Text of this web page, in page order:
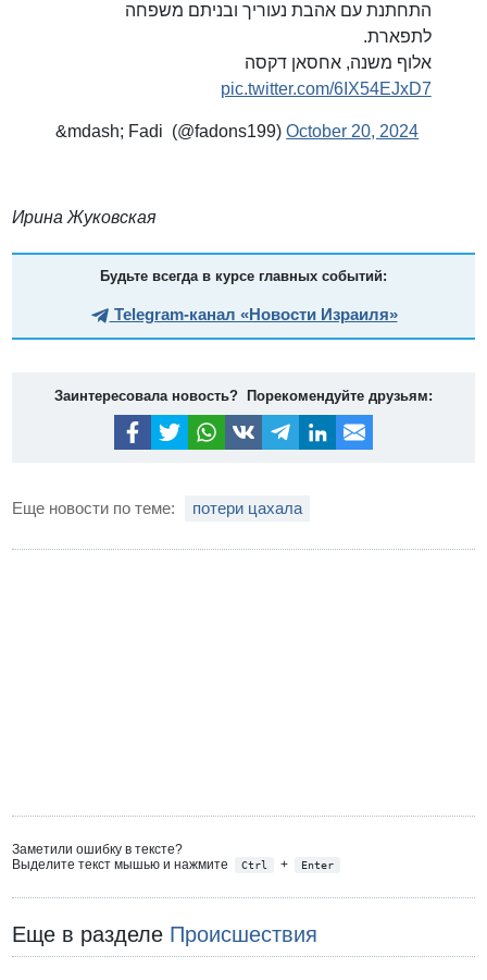
התחתנת עם אהבת נעוריך ובניתם משפחה
לתפארת.
אלוף משנה, אחסאן דקסה
pic.twitter.com/6IX54EJxD7
&mdash; Fadi (@fadons199)October 20, 2024
Ирина Жуковская
Будьте всегда в курсе главных событий:
Telegram-канал «Новости Израиля»
Заинтересовала новость? Порекомендуйте друзьям:
Еще новости по теме: потери цахала
Заметили ошибку в тексте?
Выделите текст мышью и нажмите
Ctrl + Enter
Еще в разделе Происшествия